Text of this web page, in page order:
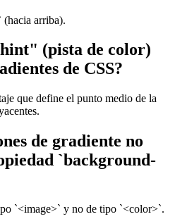
arriba).
(pista de color)
de CSS?
que define el punto medio de la
de gradiente no
`background-
`<image>` y no de tipo `<color>`.